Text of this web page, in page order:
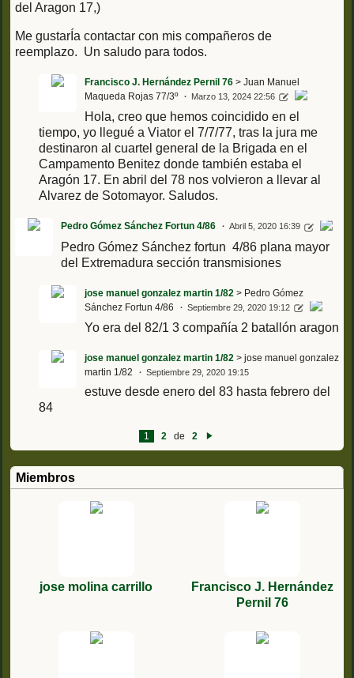
del Aragon 17,)
Me gustarÍa contactar con mis compañeros de
reemplazo. Un saludo para todos.
Francisco J. Hernández Pernil 76 > Juan Manuel
Maqueda Rojas 77/3º
Marzo 13, 2024 22:56
Hola, creo que hemos coincidido en el
tiempo, yo llegué a Viator el 7/7/77, tras la jura me
destinaron al cuartel general de la Brigada en el
Campamento Benitez donde también estaba el
Aragón 17. En abril del 78 nos volvieron a llevar al
Alvarez de Sotomayor. Saludos.
Pedro Gómez Sánchez Fortun 4/86 Abril 5, 2020 16:39
Pedro Gómez Sánchez fortun 4/86 plana mayor
del Extremadura sección transmisiones
jose manuel gonzalez martin 1/82 > Pedro Gómez
Sánchez Fortun 4/86
Septiembre 29, 2020 19:12
Yo era del 82/1 3 compañía 2 batallón aragon
jose manuel gonzalez martin 1/82 > jose manuel gonzalez
martin 1/82
Septiembre 29, 2020 19:15
estuve desde enero del 83 hasta febrero del
84
1 2 de
2
ui
Miembros
jose molina carrillo
Francisco J. Hernández
Pernil 76